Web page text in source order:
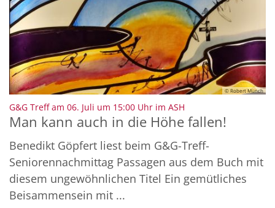
© Robert Münch
G&G Treff am 06. Juli um 15:00 Uhr im ASH
Man kann auch in die Höhe fallen!
Benedikt Göpfert liest beim G&G-Treff-
Seniorennachmittag Passagen aus dem Buch mit
diesem ungewöhnlichen Titel Ein gemütliches
Beisammensein mit ...